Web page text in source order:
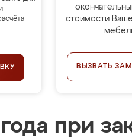
стоимости
ВЫЗВАТЬ
при